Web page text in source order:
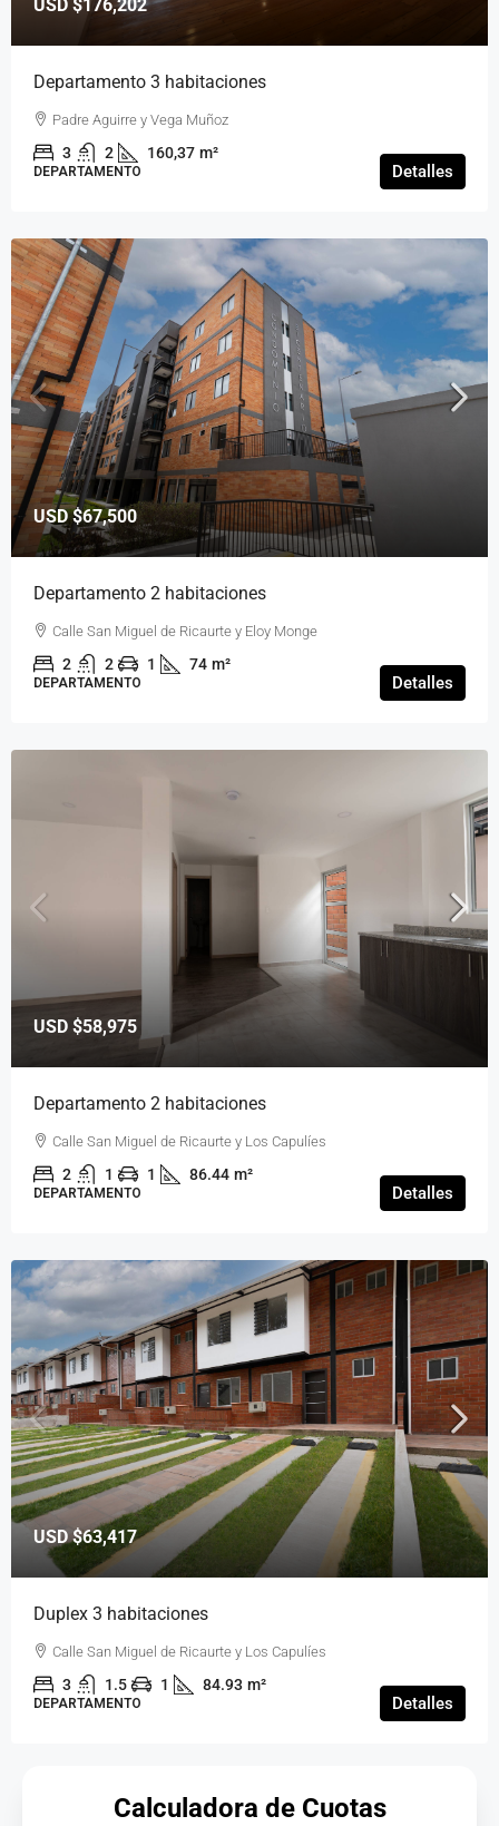
USD $176,202
Departamento 3 habitaciones
Padre Aguirre y Vega Muñoz
3 2 160,37 m²
DEPARTAMENTO Detalles
USD$67,500
Departamento 2 habitaciones
Calle San Miguel de Ricaurte y Eloy Monge
2 2 1 74 m²
DEPARTAMENTO Detalles
USD $58,975
Departamento 2 habitaciones
Calle San Miguel de Ricaurte y Los Capulíes
2 1 1 86.44 m²
DEPARTAMENTO Detalles
USD$63,417
Duplex 3 habitaciones
Calle San Miguel de Ricaurte y Los Capulíes
3 1.5 1 84.93 m²
DEPARTAMENTO Detalles
Calculadora de Cuotas